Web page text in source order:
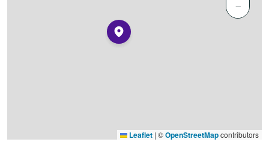
−
Leaflet | ©OpenStreetMapcontributors